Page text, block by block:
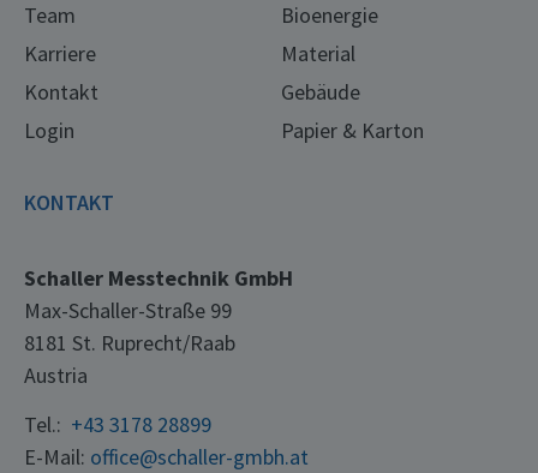
Team
Karriere
Kontakt
Login
Bioenergie
Material
Gebäude
Papier & Karton
KONTAKT
Schaller Messtechnik GmbH
Max-Schaller-Straße 99
8181 St. Ruprecht/Raab
Austria
Tel.: +43 3178 28899
E-Mail: office@schaller-gmbh.at